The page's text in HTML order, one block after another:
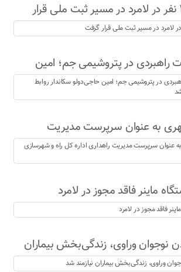
محل شهادت ۲۱ نفر در لامرد در مسیر ثبت ملی قرار
راهبردی در پتروشیمی جم؛ امین
روابط عمومی و امور بین‌الملل شد
به عنوان سرپرست مدیریت
راه و شهرسازی لارستان معرفی شد
نوجوان وراوی، زندگی‌بخش بیماران